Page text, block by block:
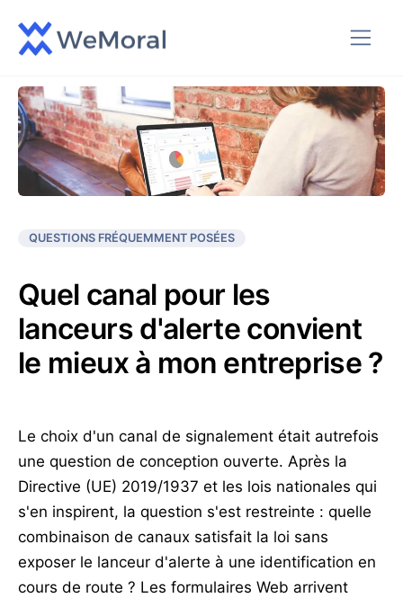
QUESTIONS FRÉQUEMMENT POSÉES
Quel canal pour les
lanceurs d'alerte convient
le mieux à mon entreprise ?
Le choix d'un canal de signalement était autrefois
une question de conception ouverte. Après la
Directive (UE) 2019/1937 et les lois nationales qui
s'en inspirent, la question s'est restreinte : quelle
combinaison de canaux satisfait la loi sans
exposer le lanceur d'alerte à une identification en
cours de route ? Les formulaires Web arrivent